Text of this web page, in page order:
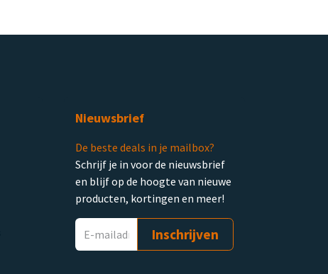
Nieuwsbrief
De beste deals in je mailbox?
Schrijf je in voor de nieuwsbrief
en blijf op de hoogte van nieuwe
producten, kortingen en meer!
Inschrijven